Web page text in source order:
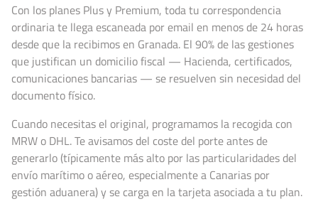
Con los planes Plus y Premium, toda tu correspondencia
ordinaria te llega escaneada por email en menos de 24 horas
desde que la recibimos en Granada. El 90% de las gestiones
que justifican un domicilio fiscal — Hacienda, certificados,
comunicaciones bancarias — se resuelven sin necesidad del
documento físico.
Cuando necesitas el original, programamos la recogida con
MRW o DHL. Te avisamos del coste del porte antes de
generarlo (típicamente más alto por las particularidades del
envío marítimo o aéreo, especialmente a Canarias por
gestión aduanera) y se carga en la tarjeta asociada a tu plan.